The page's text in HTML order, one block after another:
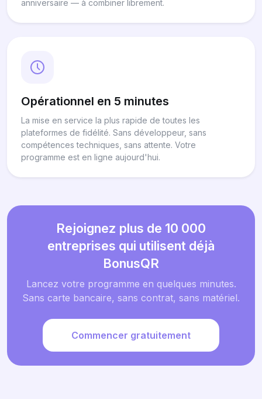
anniversaire — à combiner librement.
Opérationnel en 5 minutes
La mise en service la plus rapide de toutes les
plateformes de fidélité. Sans développeur, sans
compétences techniques, sans attente. Votre
programme est en ligne aujourd'hui.
Rejoignez plus de 10 000
entreprises qui utilisent déjà
BonusQR
Lancez votre programme en quelques minutes.
Sans carte bancaire, sans contrat, sans matériel.
Commencer gratuitement